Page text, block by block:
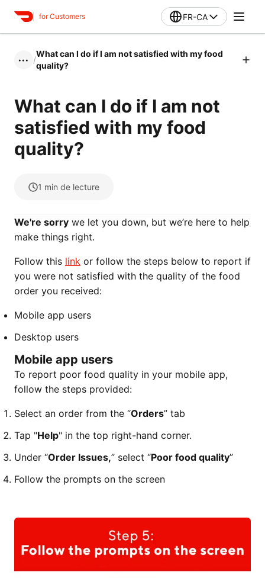
for Customers FR-CA
••• /
What can I do if I am not satisfied with my food
quality?
What can I do if I am not
satisfied with my food
quality?
1 min de lecture
We're sorry we let you down, but we’re here to help
make things right.
Follow this link or follow the steps below to report if
you were not satisfied with the quality of the food
order you received:
Mobile app users
Desktop users
Mobile app users
To report poor food quality in your mobile app,
follow the steps provided:
Select an order from the “Orders” tab
Tap "Help" in the top right-hand corner.
Under “Order Issues,” select “Poor food quality”
Follow the prompts on the screen